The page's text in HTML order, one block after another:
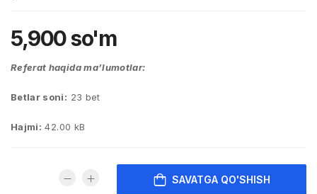
5,900so'm
Referat haqida ma’lumotlar:
Betlar soni: 23 bet
Hajmi: 42.00 kB
SAVATGA QO'SHISH